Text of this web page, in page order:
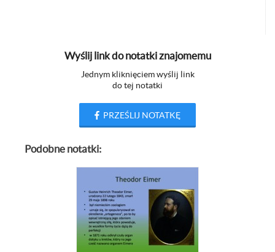
Wyślij link do notatki znajomemu
Jednym kliknięciem wyślij link
do tej notatki
PRZEŚLIJ NOTATKĘ
Podobne notatki: